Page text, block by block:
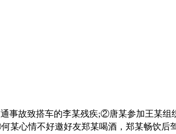
事故致搭车的李某残疾;②唐某参加王某组
某心情不好邀好友郑某喝酒，郑某畅饮后